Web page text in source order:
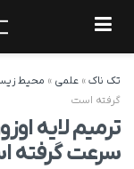
تک ناک» علمی » محیط
گرفته است
ترمیم لایه
سرعت گرفته